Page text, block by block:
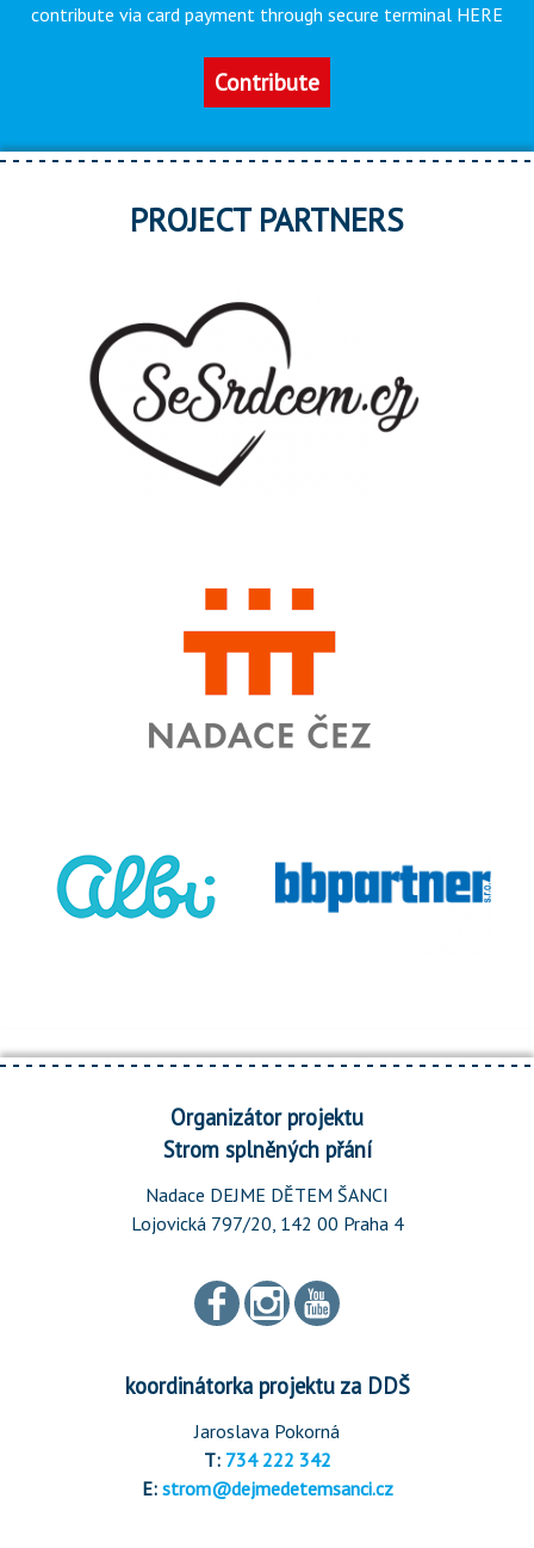
contribute via card payment through secure terminal HERE
Contribute
PROJECT PARTNERS
Organizátor projektu
Strom splněných přání
Nadace DEJME DĚTEM ŠANCI
Lojovická 797/20, 142 00 Praha 4
koordinátorka projektu za DDŠ
Jaroslava Pokorná
T: 734 222 342
E: strom@dejmedetemsanci.cz